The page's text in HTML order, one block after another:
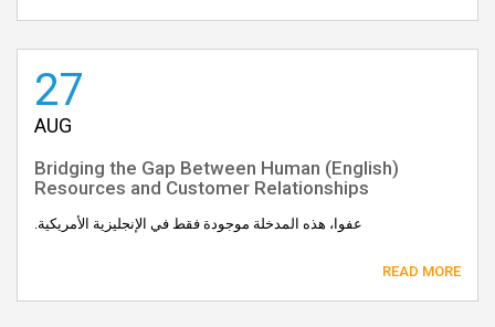
27
AUG
(English) Bridging the Gap Between Human
Resources and Customer Relationships
عفوا، هذه المدخلة موجودة فقط في الإنجليزية الأمريكية.
READ MORE